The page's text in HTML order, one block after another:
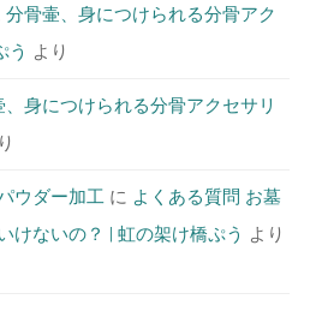
分骨壷、身につけられる分骨アク
う より
、身につけられる分骨アクセサリ
ウダー加工 に よくある質問 お墓
けないの？ | 虹の架け橋ぷう より